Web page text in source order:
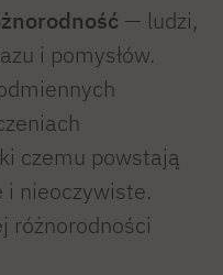
— ludzi,
i pomysłów.
czemu powstają
i nieoczywiste.
różnorodności